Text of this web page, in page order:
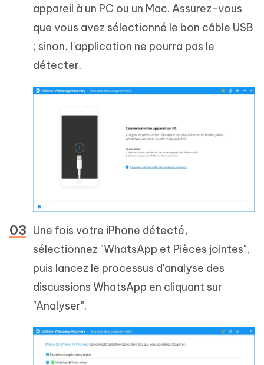
appareil à un PC ou un Mac. Assurez-vous
que vous avez sélectionné le bon câble USB
; sinon, l'application ne pourra pas le
détecter.
Une fois votre iPhone détecté,
sélectionnez "WhatsApp et Pièces jointes",
puis lancez le processus d'analyse des
discussions WhatsApp en cliquant sur
"Analyser".